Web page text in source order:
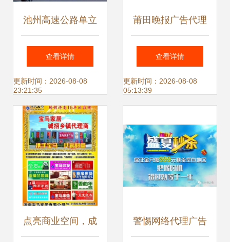
池州高速公路单立
柱广告代理 打造品
牌高速传播新引擎
查看详情
更新时间：2026-08-08
23:21:35
莆田晚报广告代理
专业连接企业与市
场的桥梁
查看详情
更新时间：2026-08-08
05:13:39
点亮商业空间，成 警惕网络代理广告